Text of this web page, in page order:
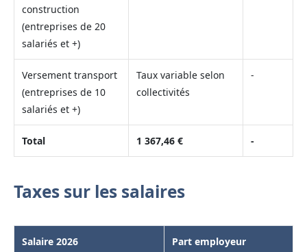
construction
(entreprises de 20
salariés et +)
Versement transport
(entreprises de 10
salariés et +)
Taux variable selon
collectivités
-
Total 1 367,46 € -
Taxes sur les salaires
Salaire 2026 Part employeur